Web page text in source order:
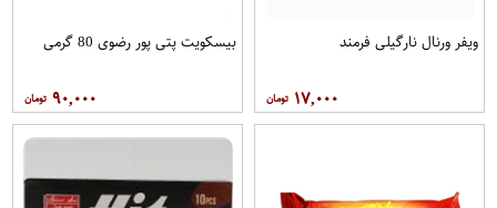
ویفر ورنال نارگیلی فرمند
۱۷,۰۰۰
بیسکویت پتی پور رضوی 80 گرمی
۹۰,۰۰۰